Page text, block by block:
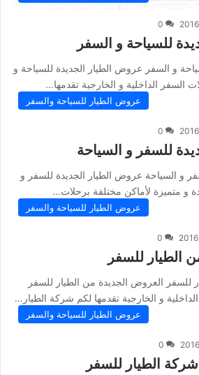
0
للسياحة و السفر
و السفر عروض الطيار الجديدة للسياحة و
الداخلية و الخارجية تقدمها…
عروض الطيار للسياحة والسفر
0
للسفر و السياحة
و السياحة عروض الطيار الجديدة للسفر و
متميزة لأماكن مختلفة برحلات…
عروض الطيار للسياحة والسفر
0
الطيار للسفر
للسفر العروض الجديدة من الطيار للسفر
و الخارجية تقدمها لكم شركة الطيار…
عروض الطيار للسياحة والسفر
0
الطيار للسفر